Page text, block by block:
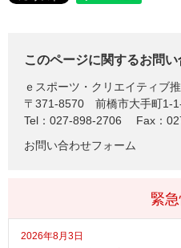
このページに関するお問
ｅスポーツ・クリエイティブ
〒371-8570
前橋市大手町1-
Tel：027-898-2706
Fax：
お問い合わせフォーム
緊
2026年8月3日